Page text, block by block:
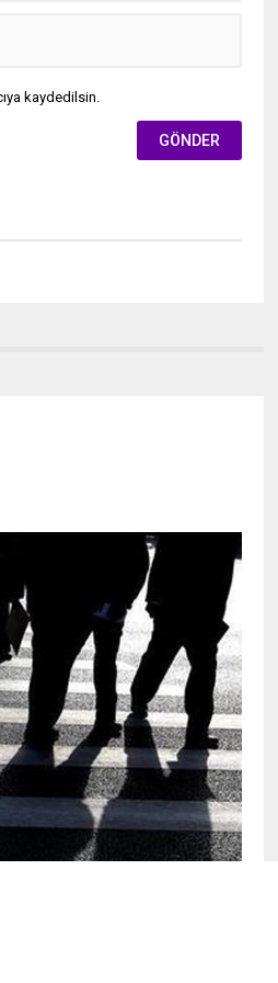
kaydedilsin.